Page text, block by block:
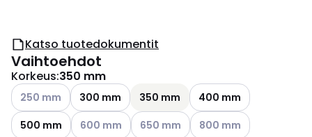
Katso tuotedokumentit
Vaihtoehdot
Korkeus:350 mm
Katso käytettävissä olevat vaihtoehdot
250 mm 300 mm 350 mm
400 mm
500 mm
Katso käytettävissä olevat vaihtoehdot
600 mm Katso käytettävissä olevat
650 mm Katso käytettävissä
800 mm